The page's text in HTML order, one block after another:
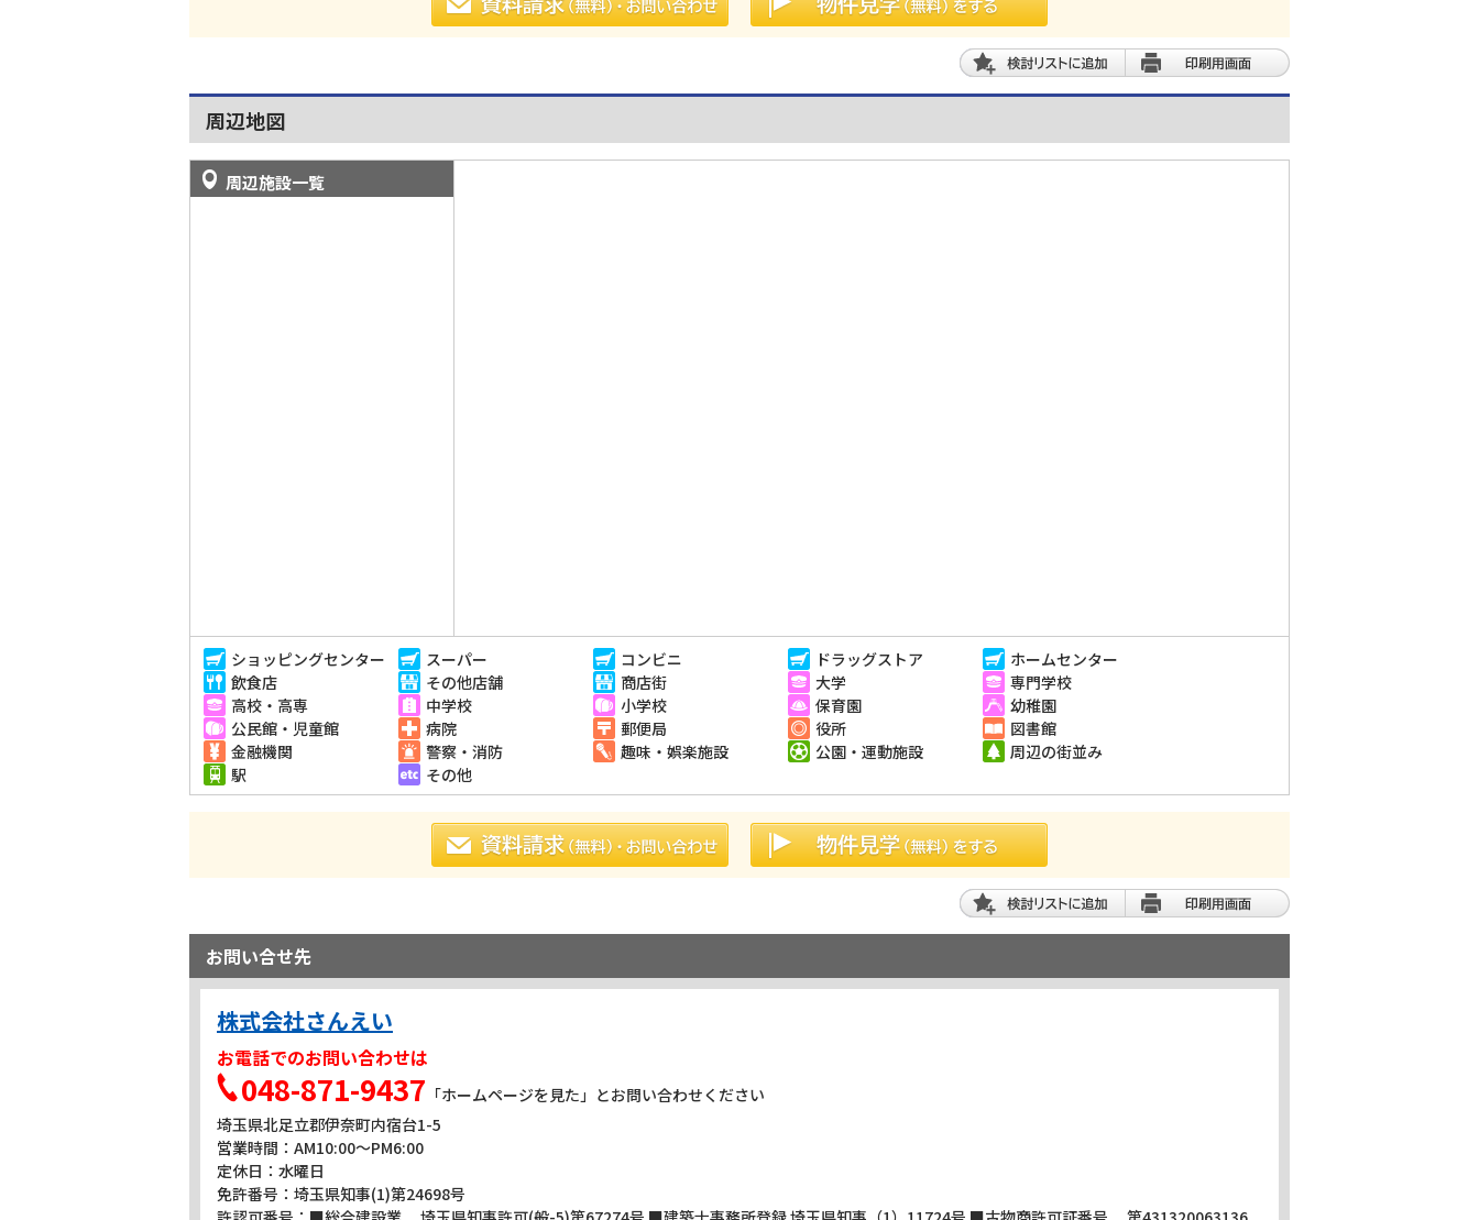
周辺地図
周辺施設一覧
ショッピングセンター スーパー コンビニ ドラッグストア
ホームセンター
飲食店
その他店舗 商店街 大学
専門学校
高校・高専
中学校 小学校 保育園
幼稚園
公民館・児童館
病院 郵便局 役所
図書館
金融機関
警察・消防 趣味・娯楽施設 公園・運動施設
周辺の街並み
駅
その他
お問い合せ先
株式会社さんえい
お電話でのお問い合わせは
048-871-9437 「ホームページを見た」とお問い合わせください
埼玉県北足立郡伊奈町内宿台1-5
営業時間：AM10:00～PM6:00
定休日：水曜日
免許番号：埼玉県知事(1)第24698号